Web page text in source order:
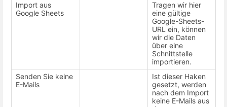
Import aus
Google Sheets
Tragen wir hier
eine gültige
Google-Sheets-
URL ein, können
wir die Daten
über eine
Schnittstelle
importieren.
Senden Sie keine
E-Mails
Ist dieser Haken
gesetzt, werden
nach dem Import
keine E-Mails aus